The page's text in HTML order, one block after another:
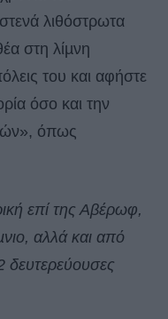
λιθόστρωτα
στη λίµνη
του και αφήστε
όσο και την
όπως
επί της Αβέρωφ,
αλλά και από